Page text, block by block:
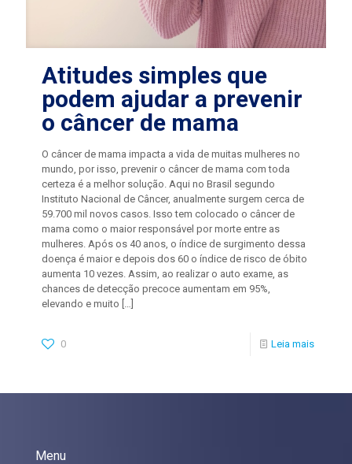
Atitudes simples que
podem ajudar a prevenir
o câncer de mama
O câncer de mama impacta a vida de muitas mulheres no
mundo, por isso, prevenir o câncer de mama com toda
certeza é a melhor solução. Aqui no Brasil segundo
Instituto Nacional de Câncer, anualmente surgem cerca de
59.700 mil novos casos. Isso tem colocado o câncer de
mama como o maior responsável por morte entre as
mulheres. Após os 40 anos, o índice de surgimento dessa
doença é maior e depois dos 60 o índice de risco de óbito
aumenta 10 vezes. Assim, ao realizar o auto exame, as
chances de detecção precoce aumentam em 95%,
elevando e muito
0 Leia mais
Menu